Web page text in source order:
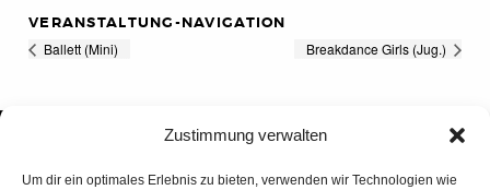
Zustimmung verwalten
Um dir ein optimales Erlebnis zu bieten, verwenden wir Technologien wie
VERANSTALTUNG-NAVIGATION
Ballett (Mini) Breakdance Girls (Jug.)